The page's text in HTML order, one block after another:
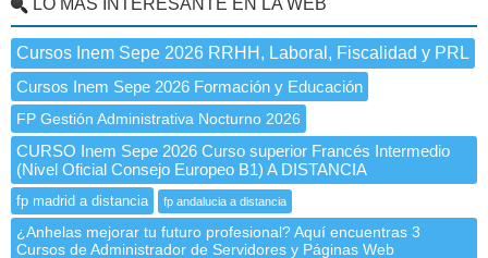
LO MÁS INTERESANTE EN LA WEB
Cursos Inem Sepe 2026 RRHH, Laboral, Fiscalidad y PRL
Cursos Inem Sepe 2026 Formación y Educación
FP Gestión Administrativa Nocturno 2026
CURSO Inem Sepe 2026 Curso superior Francés Intermedio
(Nivel Oficial Consejo Europeo B1) A DISTANCIA
fp madrid a distancia fp andalucia a distancia
¿Anhelas mejorar tu futuro profesional? Aquí encuentras 3
Cursos de Administrador de Servidores y Páginas Web